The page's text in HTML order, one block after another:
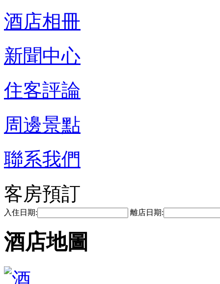
酒店相冊
新聞中心
住客評論
周邊景點
聯系我們
客房預訂
入住日期: 離店日期:
酒店地圖